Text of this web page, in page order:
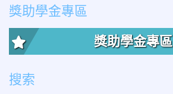
獎助學金專區
獎助學金專區
搜索